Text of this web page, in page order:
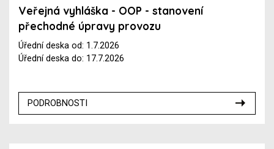
Veřejná vyhláška - OOP - stanovení
přechodné úpravy provozu
Úřední deska od: 1.7.2026
Úřední deska do: 17.7.2026
PODROBNOSTI